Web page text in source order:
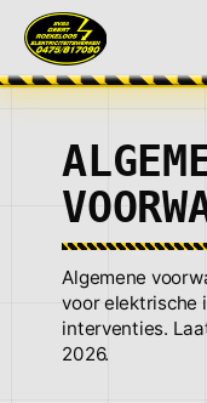
Algemene
voor elektrische
interventies.
2026.